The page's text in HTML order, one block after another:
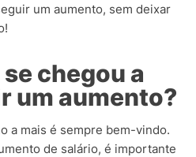
um aumento, sem deixar
chegou a
um aumento?
a mais é sempre bem-vindo.
de salário, é importante